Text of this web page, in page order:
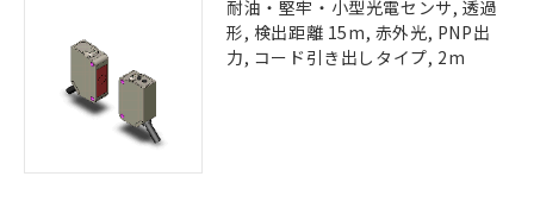
耐油・堅牢・小型光電センサ, 透過
形, 検出距離 15m, 赤外光, PNP出
力, コード引き出しタイプ, 2m